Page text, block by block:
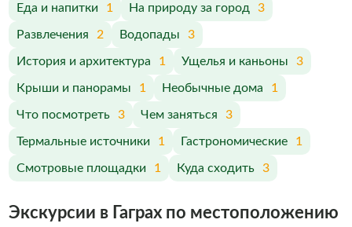
Еда и напитки 1 На природу за город 3
Развлечения 2 Водопады 3
История и архитектура 1 Ущелья и каньоны 3
Крыши и панорамы 1 Необычные дома 1
Что посмотреть 3 Чем заняться 3
Термальные источники 1 Гастрономические 1
Смотровые площадки 1 Куда сходить 3
Экскурсии в Гаграх по меcтоположению